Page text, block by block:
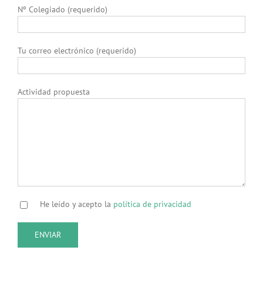
Nº Colegiado (requerido)
Tu correo electrónico (requerido)
Actividad propuesta
He leído y acepto la política de privacidad